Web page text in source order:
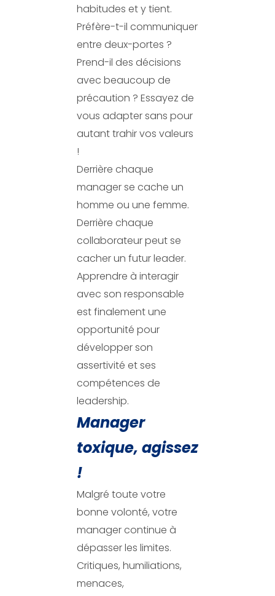
habitudes et y tient.
Préfère-t-il communiquer
entre deux-portes ?
Prend-il des décisions
avec beaucoup de
précaution ? Essayez de
vous adapter sans pour
autant trahir vos valeurs
!
Derrière chaque
manager se cache un
homme ou une femme.
Derrière chaque
collaborateur peut se
cacher un futur leader.
Apprendre à interagir
avec son responsable
est finalement une
opportunité pour
développer son
assertivité et ses
compétences de
leadership.
Manager
toxique, agissez
!
Malgré toute votre
bonne volonté, votre
manager continue à
dépasser les limites.
Critiques, humiliations,
menaces,